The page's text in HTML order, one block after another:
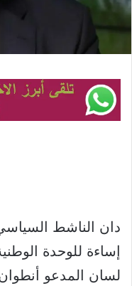
دان الناشط
إساءة للوحدة
لسان المدعو